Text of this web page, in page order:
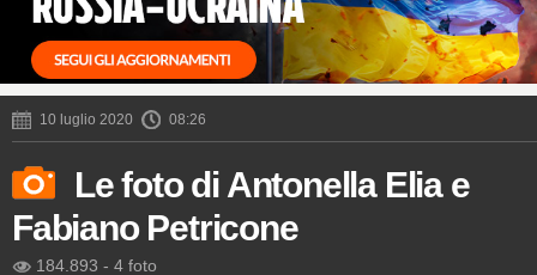
10 luglio 2020 08:26
Le foto di Antonella Elia e
Fabiano Petricone
184.893 - 4 foto